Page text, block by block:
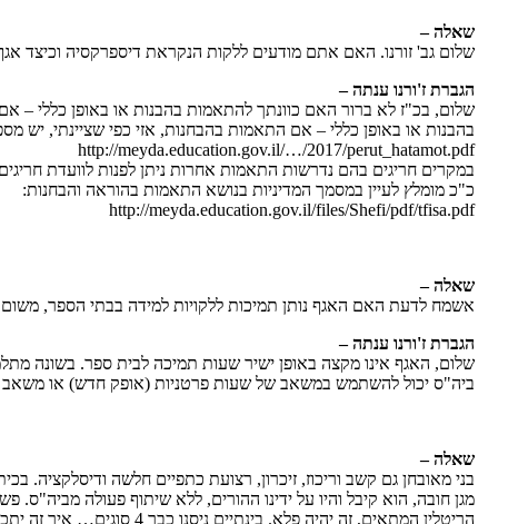
שאלה –
שלום גב' זורנו. האם אתם מודעים ללקות הנקראת דיספרקסיה וכיצד
הגברת ז'ורנו ענתה –
שלום, בכ"ז לא ברור האם כוונתך להתאמות בהבנות או באופן כללי –
בהבנות או באופן כללי – אם התאמות בהבחנות, אזי כפי שציינתי, יש מספר התאמות אותן ניתן לאשר. הן
http://meyda.education.gov.il/…/2017/perut_hatamot.pdf
במקרים חריגים בהם נדרשות התאמות אחרות ניתן לפנות לוועדת
כ"כ מומלץ לעיין במסמך המדיניות בנושא התאמות בהוראה והבחנות:
http://meyda.education.gov.il/files/Shefi/pdf/tfisa.pdf
שאלה –
אשמח לדעת האם האגף נותן תמיכות ללקויות למידה בבתי הספר,
הגברת ז'ורנו ענתה –
שלום, האגף אינו מקצה באופן ישיר שעות תמיכה לבית ספר. בשונה
ביה"ס יכול להשתמש במשאב של שעות פרטניות (אופק חדש) או משאב
שאלה –
בני מאובחן גם קשב וריכוז, זיכרון, רצועת כתפיים חלשה
מגן חובה, הוא קיבל והיו על ידינו ההורים, ללא שיתוף פעולה
הריטלין המתאים, זה